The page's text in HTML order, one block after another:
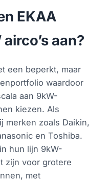
EKAA
aan?
een beperkt, maar
waardoor
aan 9kW-
kiezen. Als
merken zoals Daikin,
en Toshiba.
hun lijn 9kW-
zijn voor grotere
met